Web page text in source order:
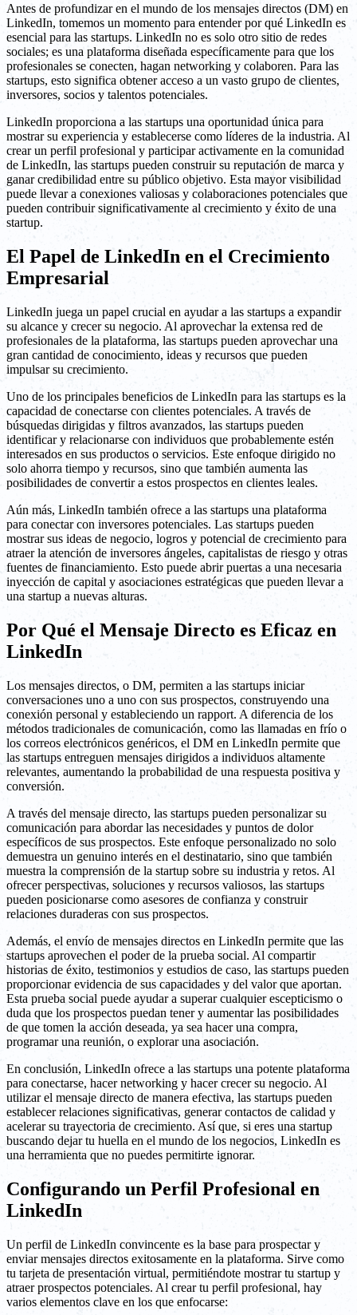
Antes de profundizar en el mundo de los mensajes directos (DM) en
LinkedIn, tomemos un momento para entender por qué LinkedIn es
esencial para las startups. LinkedIn no es solo otro sitio de redes
sociales; es una plataforma diseñada específicamente para que los
profesionales se conecten, hagan networking y colaboren. Para las
startups, esto significa obtener acceso a un vasto grupo de clientes,
inversores, socios y talentos potenciales.
LinkedIn proporciona a las startups una oportunidad única para
mostrar su experiencia y establecerse como líderes de la industria. Al
crear un perfil profesional y participar activamente en la comunidad
de LinkedIn, las startups pueden construir su reputación de marca y
ganar credibilidad entre su público objetivo. Esta mayor visibilidad
puede llevar a conexiones valiosas y colaboraciones potenciales que
pueden contribuir significativamente al crecimiento y éxito de una
startup.
El Papel de LinkedIn en el Crecimiento
Empresarial
LinkedIn juega un papel crucial en ayudar a las startups a expandir
su alcance y crecer su negocio. Al aprovechar la extensa red de
profesionales de la plataforma, las startups pueden aprovechar una
gran cantidad de conocimiento, ideas y recursos que pueden
impulsar su crecimiento.
Uno de los principales beneficios de LinkedIn para las startups es la
capacidad de conectarse con clientes potenciales. A través de
búsquedas dirigidas y filtros avanzados, las startups pueden
identificar y relacionarse con individuos que probablemente estén
interesados en sus productos o servicios. Este enfoque dirigido no
solo ahorra tiempo y recursos, sino que también aumenta las
posibilidades de convertir a estos prospectos en clientes leales.
Aún más, LinkedIn también ofrece a las startups una plataforma
para conectar con inversores potenciales. Las startups pueden
mostrar sus ideas de negocio, logros y potencial de crecimiento para
atraer la atención de inversores ángeles, capitalistas de riesgo y otras
fuentes de financiamiento. Esto puede abrir puertas a una necesaria
inyección de capital y asociaciones estratégicas que pueden llevar a
una startup a nuevas alturas.
Por Qué el Mensaje Directo es Eficaz en
LinkedIn
Los mensajes directos, o DM, permiten a las startups iniciar
conversaciones uno a uno con sus prospectos, construyendo una
conexión personal y estableciendo un rapport. A diferencia de los
métodos tradicionales de comunicación, como las llamadas en frío o
los correos electrónicos genéricos, el DM en LinkedIn permite que
las startups entreguen mensajes dirigidos a individuos altamente
relevantes, aumentando la probabilidad de una respuesta positiva y
conversión.
A través del mensaje directo, las startups pueden personalizar su
comunicación para abordar las necesidades y puntos de dolor
específicos de sus prospectos. Este enfoque personalizado no solo
demuestra un genuino interés en el destinatario, sino que también
muestra la comprensión de la startup sobre su industria y retos. Al
ofrecer perspectivas, soluciones y recursos valiosos, las startups
pueden posicionarse como asesores de confianza y construir
relaciones duraderas con sus prospectos.
Además, el envío de mensajes directos en LinkedIn permite que las
startups aprovechen el poder de la prueba social. Al compartir
historias de éxito, testimonios y estudios de caso, las startups pueden
proporcionar evidencia de sus capacidades y del valor que aportan.
Esta prueba social puede ayudar a superar cualquier escepticismo o
duda que los prospectos puedan tener y aumentar las posibilidades
de que tomen la acción deseada, ya sea hacer una compra,
programar una reunión, o explorar una asociación.
En conclusión, LinkedIn ofrece a las startups una potente plataforma
para conectarse, hacer networking y hacer crecer su negocio. Al
utilizar el mensaje directo de manera efectiva, las startups pueden
establecer relaciones significativas, generar contactos de calidad y
acelerar su trayectoria de crecimiento. Así que, si eres una startup
buscando dejar tu huella en el mundo de los negocios, LinkedIn es
una herramienta que no puedes permitirte ignorar.
Configurando un Perfil Profesional en
LinkedIn
Un perfil de LinkedIn convincente es la base para prospectar y
enviar mensajes directos exitosamente en la plataforma. Sirve como
tu tarjeta de presentación virtual, permitiéndote mostrar tu startup y
atraer prospectos potenciales. Al crear tu perfil profesional, hay
varios elementos clave en los que enfocarse: